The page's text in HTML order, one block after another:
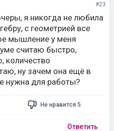
#23
я никогда не любила
с геометрией все
мышление у меня
считаю быстро,
количество
ну зачем она ещё в
нужна для работы?
Не нравится 5
Ответить